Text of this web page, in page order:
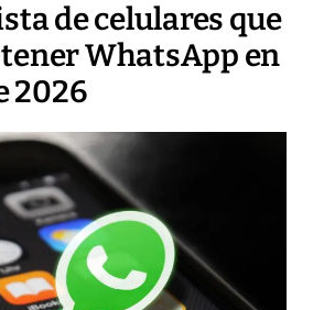
de celulares que
WhatsApp en
2026